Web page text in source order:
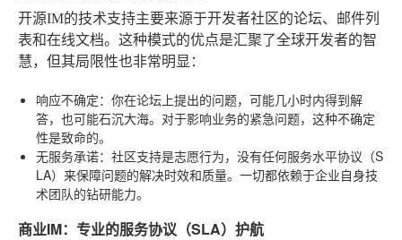
开源IM的技术支持主要来源于开发者社区的论坛、邮件列
表和在线文档。这种模式的优点是汇聚了全球开发者的智
慧，但其局限性也非常明显：
响应不确定：你在论坛上提出的问题，可能几小时内得到解
答，也可能石沉大海。对于影响业务的紧急问题，这种不确定
性是致命的。
无服务承诺：社区支持是志愿行为，没有任何服务水平协议（S
LA）来保障问题的解决时效和质量。一切都依赖于企业自身技
术团队的钻研能力。
商业IM：专业的服务协议（SLA）护航